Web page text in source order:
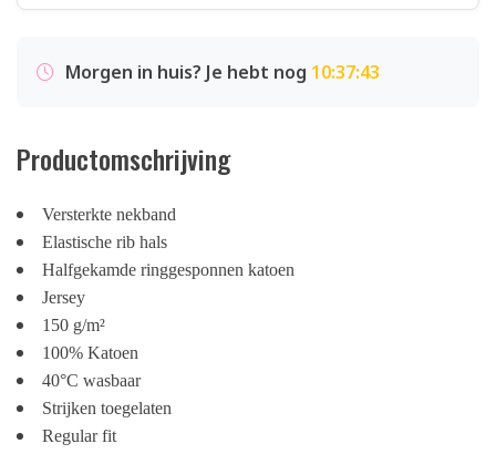
Morgen in huis? Je hebt nog 10:37:42
Productomschrijving
Versterkte nekband
Elastische rib hals
Halfgekamde ringgesponnen katoen
Jersey
150 g/m²
100% Katoen
40°C wasbaar
Strijken toegelaten
Regular fit